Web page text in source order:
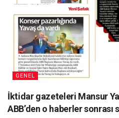
GENEL
İktidar gazeteleri Mansur
ABB’den o haberler sonrası